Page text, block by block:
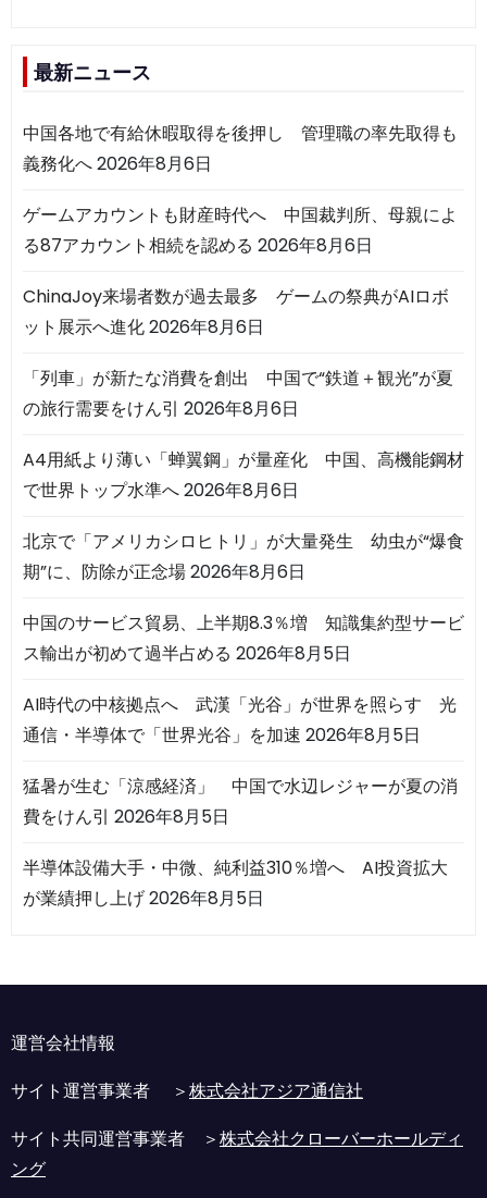
最新ニュース
中国各地で有給休暇取得を後押し 管理職の率先取得も
義務化へ2026年8月6日
ゲームアカウントも財産時代へ 中国裁判所、母親によ
る87アカウント相続を認める 2026年8月6日
ChinaJoy来場者数が過去最多 ゲームの祭典がAIロボ
ット展示へ進化2026年8月6日
「列車」が新たな消費を創出 中国で“鉄道＋観光”が夏
の旅行需要をけん引 2026年8月6日
A4用紙より薄い「蝉翼鋼」が量産化 中国、高機能鋼材
で世界トップ水準へ2026年8月6日
北京で「アメリカシロヒトリ」が大量発生 幼虫が“爆食
期”に、防除が正念場2026年8月6日
中国のサービス貿易、上半期8.3％増 知識集約型サービ
ス輸出が初めて過半占める 2026年8月5日
AI時代の中核拠点へ 武漢「光谷」が世界を照らす 光
通信・半導体で「世界光谷」を加速 2026年8月5日
猛暑が生む「涼感経済」 中国で水辺レジャーが夏の消
費をけん引 2026年8月5日
半導体設備大手・中微、純利益310％増へ AI投資拡大
が業績押し上げ2026年8月5日
運営会社情報
サイト運営事業者 ＞株式会社アジア通信社
サイト共同運営事業者 ＞株式会社クローバーホールディ
ング